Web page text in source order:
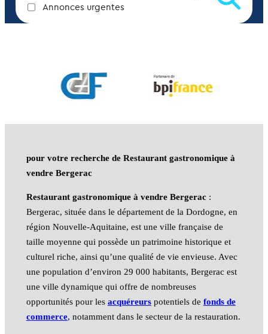
Annonces urgentes
pour votre recherche de Restaurant gastronomique à
vendre Bergerac
Restaurant gastronomique à vendre Bergerac:
Bergerac, située dans le département de la Dordogne, en
région Nouvelle-Aquitaine, est une ville française de
taille moyenne qui possède un patrimoine historique et
culturel riche, ainsi qu’une qualité de vie envieuse. Avec
une population d’environ 29 000 habitants, Bergerac est
une ville dynamique qui offre de nombreuses
opportunités pour les acquéreurspotentiels de fonds de
commerce, notamment dans le secteur de la restauration.